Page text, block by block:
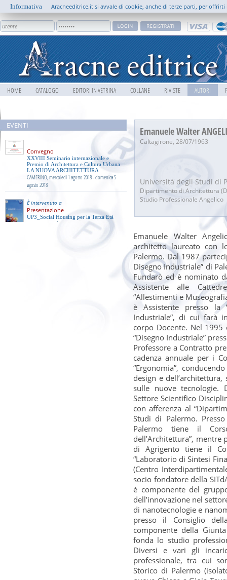
HOME CATALOGO EDITORI IN VETRINA COLLANE RIVISTE AUTORI
EVENTI
Convegno
XXVIII Seminario internazionale e
Premio di Architettura e Cultura Urbana
LA NUOVA ARCHITETTURA
CAMERINO, mercoledì 1 agosto 2018 - domenica 5
agosto 2018
È intervenuto a
Presentazione
UP3_Social Housing per la Terza Età
ALCAMO, venerdì 26 giugno 2015, ore 17:00 - 19:00
Emanuele Walter
Caltagirone, 28/07/1963
Università degli Studi di
Dipartimento di Architettura
Studio Professionale Angelico
Emanuele Walter
architetto laureato con
Palermo. Dal 1987
Disegno Industriale” di
Fundarò ed è nominato
Assistente alle
“Allestimenti e
è Assistente presso la
Industriale”, di cui farà
corpo Docente. Nel
“Disegno Industriale”
Professore a Contratto
cadenza annuale per i
“Ergonomia”,
design e
sulle nuove tecnologie.
Settore Scientifico
con afferenza al
Studi di Palermo.
Palermo tiene il
dell’Architettura”,
di Agrigento tiene il
“Laboratorio di Sintesi
(Centro
socio fondatore della
è componente del
dell’innovazione nel
di nanotecnologie e
presso il Consiglio
componente della
fonda lo studio
Diversi e vari gli
professionale, tra cui
Storico di Palermo
Informativa Aracneeditrice.it si avvale di cookie, anche di terze parti, per